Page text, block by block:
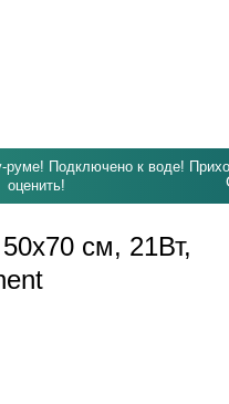
руме! Подключено к воде!
оценить!
см, 21Вт,